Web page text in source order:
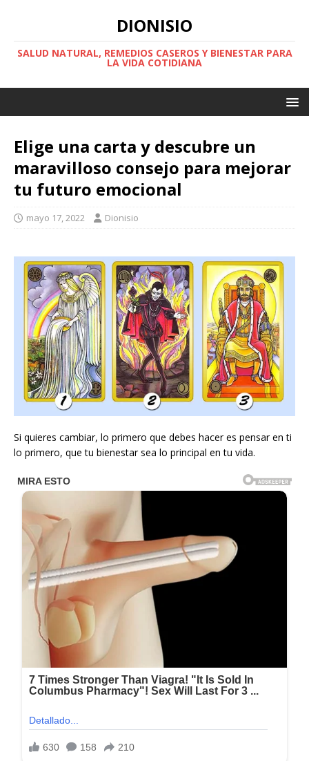
DIONISIO
SALUD NATURAL, REMEDIOS CASEROS Y BIENESTAR PARA
LA VIDA COTIDIANA
Elige una carta y descubre un
maravilloso consejo para mejorar
tu futuro emocional
mayo 17, 2022 Dionisio
Si quieres cambiar, lo primero que debes hacer es pensar en ti
lo primero, que tu bienestar sea lo principal en tu vida.